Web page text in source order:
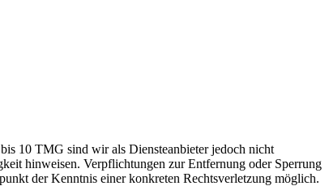
10 TMG sind wir als Diensteanbieter jedoch nicht
hinweisen. Verpflichtungen zur Entfernung oder Sperrung
der Kenntnis einer konkreten Rechtsverletzung möglich.